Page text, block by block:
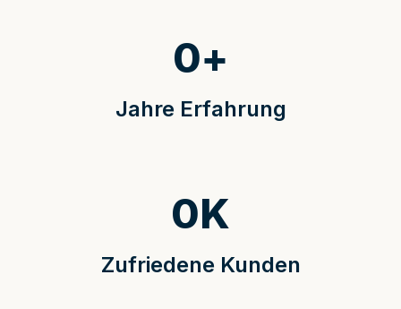
Jahre Erfahrung
0+
Zufriedene Kunden
0K